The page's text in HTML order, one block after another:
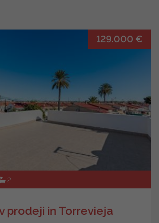
129.000 €
2
prodeji in Torrevieja